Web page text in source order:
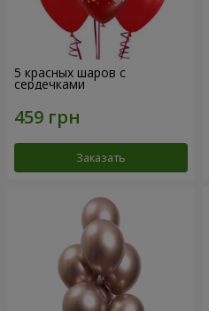
5 красных шаров с
сердечками
Заказать